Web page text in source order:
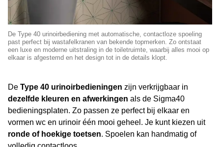
De Type 40 urinoirbediening met automatische, contactloze spoeling
past perfect bij wastafelkranen van bekende topmerken. Zo ontstaat
een luxe en moderne uitstraling in de toiletruimte, waarbij alles mooi op
elkaar is afgestemd en het design tot in de details klopt.
De Type 40 urinoirbedieningen zijn verkrijgbaar in
dezelfde kleuren en afwerkingen als de Sigma40
bedieningsplaten. Zo passen ze perfect bij elkaar en
vormen wc en urinoir één mooi geheel. Je kunt kiezen uit
ronde of hoekige toetsen. Spoelen kan handmatig of